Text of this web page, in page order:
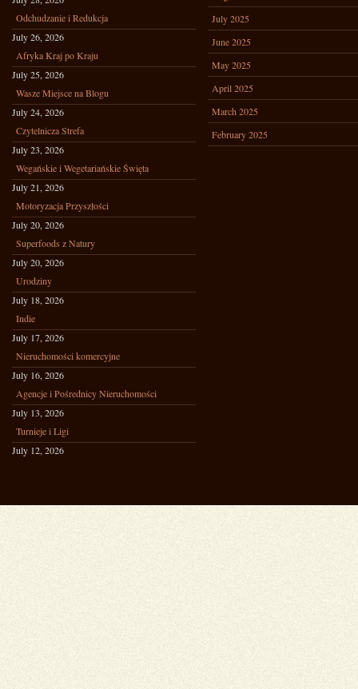
Odchudzanie i Redukcja
July 26, 2026
Afryka Kraj po Kraju
July 25, 2026
Wasze Miejsce na Blogu
July 24, 2026
Czytelnicza Strefa
July 23, 2026
Wegańskie i Wegetariańskie Święta
July 21, 2026
Motoryzacja Przyszłości
July 20, 2026
Superfoods z Natury
July 20, 2026
Urodziny
July 18, 2026
Indie
July 17, 2026
Nieruchomości komercyjne
July 16, 2026
Agencje i Pośrednicy Nieruchomości
July 13, 2026
Turnieje i Ligi
July 12, 2026
July 2025
June 2025
May 2025
April 2025
March 2025
February 2025